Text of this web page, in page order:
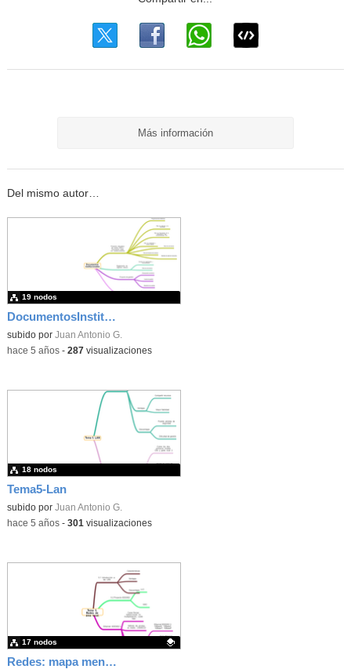
Más información
Del mismo autor…
DocumentosInstitucionales
subido por Juan Antonio G.
19 nodos
-hace 5 años- 287visualizaciones
Tema5-Lan
subido por Juan Antonio G.
18 nodos
-hace 5 años- 301 visualizaciones
Redes: mapa mental tema 5
17 nodos